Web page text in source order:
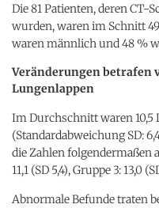
Die 81 Patienten, deren CT-
wurden, waren im Schnitt
waren männlich und 48 %
Veränderungen betrafen
Lungenlappen
Im Durchschnitt waren
(Standardabweichung SD:
die Zahlen folgendermaßen
11,1 (SD 5,4), Gruppe 3: 13,0
Abnormale Befunde traten